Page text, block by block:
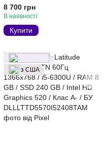
HD Graphics 520 / Клас A- / БУ
8 700 грн
В наявності
Купити
з США